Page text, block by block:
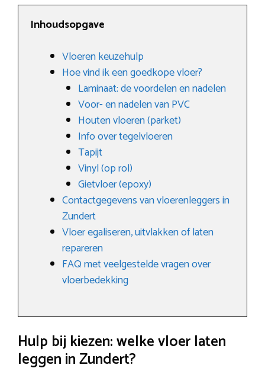
Inhoudsopgave
Vloeren keuzehulp
Hoe vind ik een goedkope vloer?
Laminaat: de voordelen en nadelen
Voor- en nadelen van PVC
Houten vloeren (parket)
Info over tegelvloeren
Tapijt
Vinyl (op rol)
Gietvloer (epoxy)
Contactgegevens van vloerenleggers in
Zundert
Vloer egaliseren, uitvlakken of laten
repareren
FAQ met veelgestelde vragen over
vloerbedekking
Hulp bij kiezen: welke vloer laten
leggen in Zundert?